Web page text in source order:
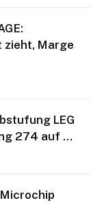
Marge
LEG
274 auf …